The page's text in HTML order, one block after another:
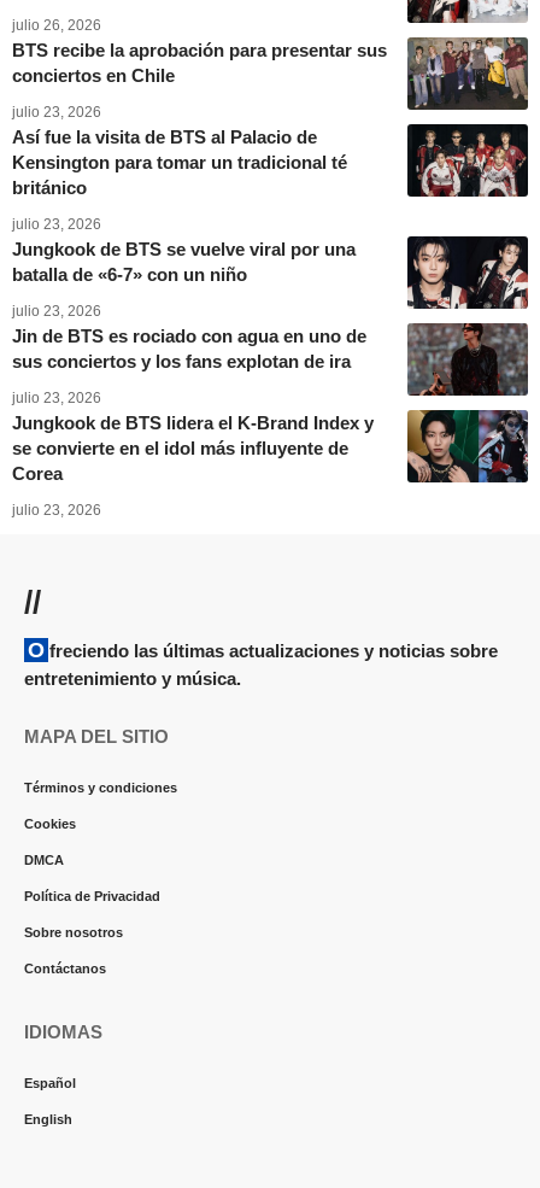
julio 26, 2026
BTS recibe la aprobación para presentar sus
conciertos en Chile
julio 23, 2026
Así fue la visita de BTS al Palacio de
Kensington para tomar un tradicional té
británico
julio 23, 2026
Jungkook de BTS se vuelve viral por una
batalla de «6-7» con un niño
julio 23, 2026
Jin de BTS es rociado con agua en uno de
sus conciertos y los fans explotan de ira
julio 23, 2026
Jungkook de BTS lidera el K-Brand Index y
se convierte en el idol más influyente de
Corea
julio 23, 2026
//
Ofreciendo las últimas actualizaciones y noticias sobre
entretenimiento y música.
MAPA DEL SITIO
Términos y condiciones
Cookies
DMCA
Política de Privacidad
Sobre nosotros
Contáctanos
IDIOMAS
Español
English